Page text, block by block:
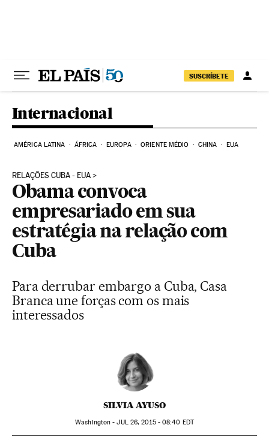
SUSCRÍBETE
Internacional
AMÉRICA LATINA ÁFRICA EUROPA ORIENTE MÉDIO CHINA EUA
RELAÇÕES CUBA - EUA
Obama convoca
empresariado em sua
estratégia na relação com
Cuba
Para derrubar embargo a Cuba, Casa
Branca une forças com os mais
interessados
SILVIA AYUSO
Washington -JUL26, 2015 - 08:40 EDT